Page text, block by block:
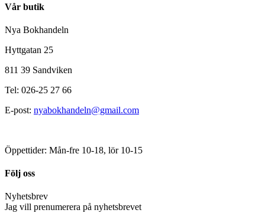
Vår butik
Nya Bokhandeln
Hyttgatan 25
811 39 Sandviken
Tel: 026-25 27 66
E-post: nyabokhandeln@gmail.com
Öppettider: Mån-fre 10-18, lör 10-15
Följ oss
Nyhetsbrev
Jag vill prenumerera på nyhetsbrevet